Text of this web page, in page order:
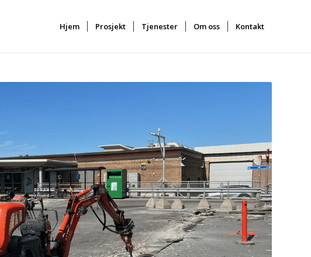
Hjem Prosjekt Tjenester Om oss Kontakt